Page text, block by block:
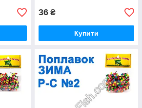
36 ₴
Купити